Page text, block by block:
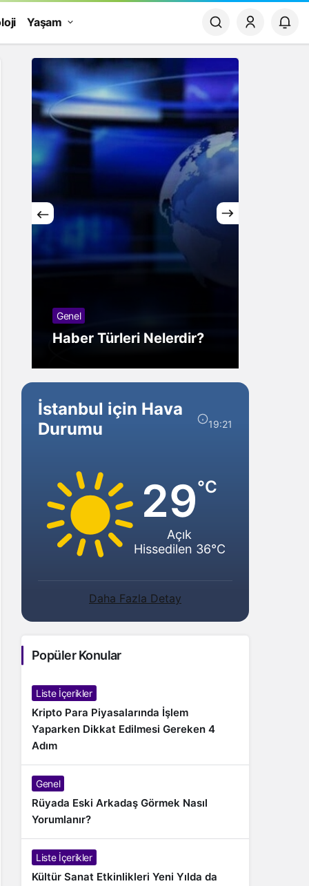
Yaşam
Görmek Ne Anlama
Gelir?
İstanbul için Hava
Durumu
19:21
29°C
Açık
Hissedilen 36°C
Daha Fazla Detay
Popüler Konular
Liste İçerikler
Kripto Para Piyasalarında İşlem
Yaparken Dikkat Edilmesi Gereken 4
Adım
Genel
Rüyada Eski Arkadaş Görmek Nasıl
Yorumlanır?
Liste İçerikler
Kültür Sanat Etkinlikleri Yeni Yılda da